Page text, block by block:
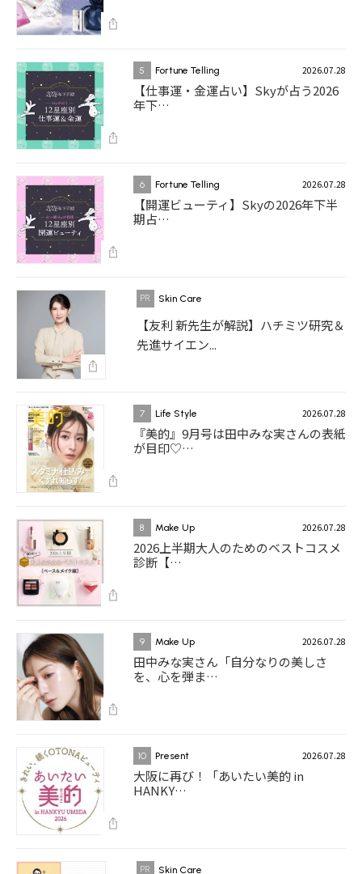
5 Fortune Telling 2026.07.28
【仕事運・金運占い】Skyが占う2026
年下…
6 Fortune Telling 2026.07.28
【開運ビューティ】Skyの2026年下半
期占…
Skin Care
【友利 新先生が解説】ハチミツ研究＆
先進サイエン...
7 Life Style 2026.07.28
『美的』9月号は田中みな実さんの表紙
が目印♡…
8 Make Up 2026.07.28
2026上半期大人のためのベストコスメ
診断【…
9 Make Up 2026.07.28
田中みな実さん「自分なりの美しさ
を、心を弾ま…
10 Present 2026.07.28
大阪に再び！「あいたい美的 in
HANKY…
Skin Care